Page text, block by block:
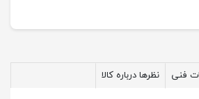
فنی نظرها درباره کالا